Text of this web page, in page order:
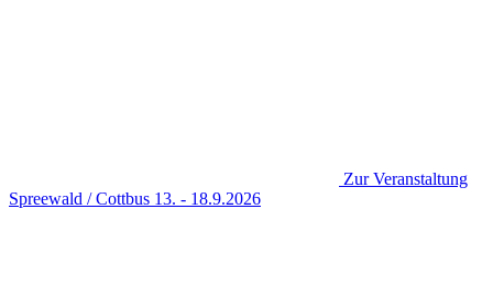
Zur Veranstaltung
Spreewald / Cottbus 13. - 18.9.2026